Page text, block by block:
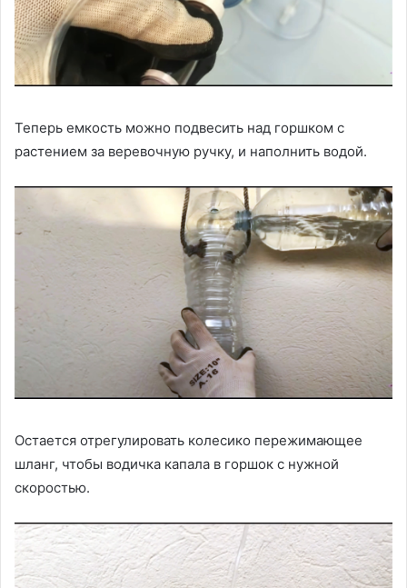
Теперь емкость можно подвесить над горшком с
растением за веревочную ручку, и наполнить водой.
Остается отрегулировать колесико пережимающее
шланг, чтобы водичка капала в горшок с нужной
скоростью.